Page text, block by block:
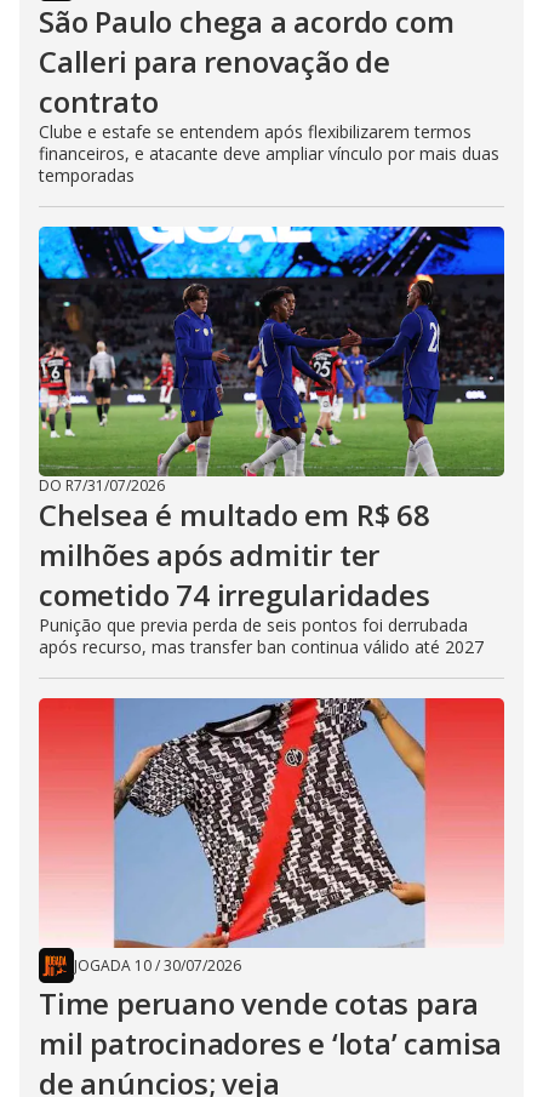
São Paulo chega a acordo com
Calleri para renovação de
contrato
Clube e estafe se entendem após flexibilizarem termos
financeiros, e atacante deve ampliar vínculo por mais duas
temporadas
DO R7/31/07/2026
Chelsea é multado em R$ 68
milhões após admitir ter
cometido 74 irregularidades
Punição que previa perda de seis pontos foi derrubada
após recurso, mas transfer ban continua válido até 2027
JOGADA 10/30/07/2026
Time peruano vende cotas para
mil patrocinadores e ‘lota’ camisa
de anúncios; veja